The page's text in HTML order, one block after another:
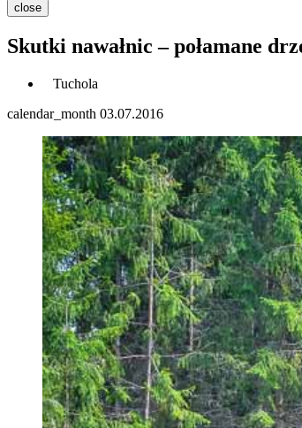
close
Skutki nawałnic – połamane
Tuchola
calendar_month 03.07.2016